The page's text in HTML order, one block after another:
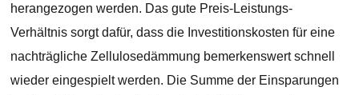
herangezogen werden. Das gute Preis-Leistungs-
Verhältnis sorgt dafür, dass die Investitionskosten für eine
nachträgliche Zellulosedämmung bemerkenswert schnell
wieder eingespielt werden. Die Summe der Einsparungen